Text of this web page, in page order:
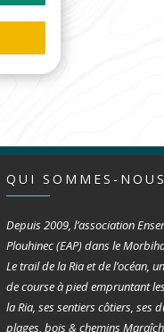
QUI SOMMES-NOUS
Depuis 2009, l’association
Plouhinec (EAP) dans le
Le trail de la Ria et de l’océan,
de course à pied empruntant
la Ria, ses sentiers côtiers, ses
plages, bois & chemins